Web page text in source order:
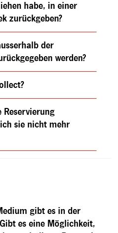
habe, in einer
zurückgeben?
der
werden?
Reservierung
sie nicht mehr
gibt es in der
es eine Möglichkeit,